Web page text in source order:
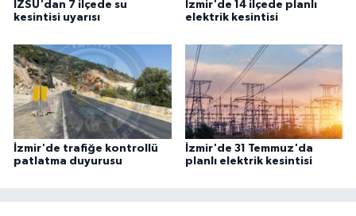
İZSU'dan 7 ilçede su
kesintisi uyarısı
İzmir'de 14 ilçede planlı
elektrik kesintisi
İzmir'de trafiğe kontrollü
patlatma duyurusu
İzmir'de 31 Temmuz'da
planlı elektrik kesintisi